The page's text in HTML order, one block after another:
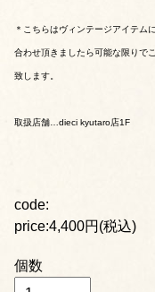
＊こちらはヴィンテージアイテム
合わせ頂きましたら可能な限りで
致します。
取扱店舗…dieci kyutaro店1F
code:
price:4,400円(税込)
個数